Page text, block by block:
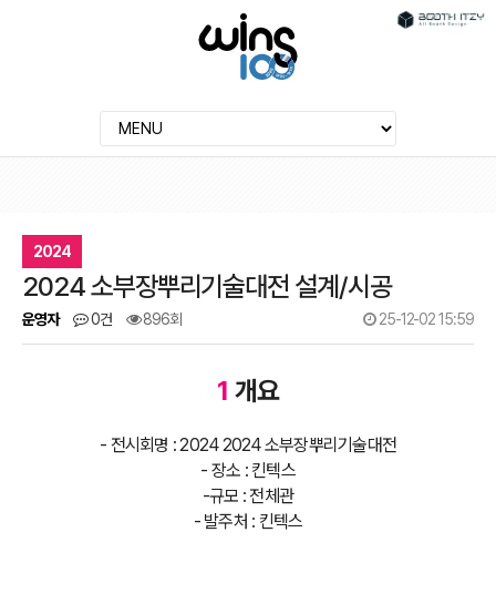
2024
2024 소부장뿌리기술대전 설계/시공
운영자 0건 896회 25-12-02 15:59
1 개요
- 전시회명 : 2024 2024 소부장뿌리기술대전
- 장소 : 킨텍스
-규모 : 전체관
- 발주처 : 킨텍스